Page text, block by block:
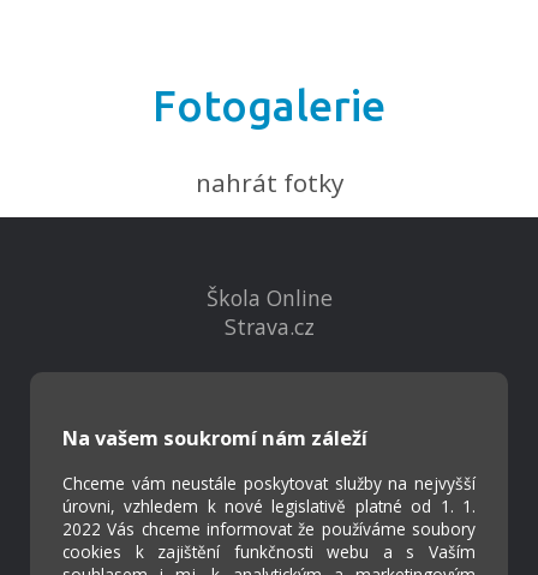
Fotogalerie
nahrát fotky
Na vašem soukromí nám záleží
Chceme vám neustále poskytovat služby na nejvyšší
úrovni, vzhledem k nové legislativě platné od 1. 1.
2022 Vás chceme informovat že používáme soubory
cookies k zajištění funkčnosti webu a s Vaším
Škola Online
Strava.cz
Projekty
Cookies
Přístupnost